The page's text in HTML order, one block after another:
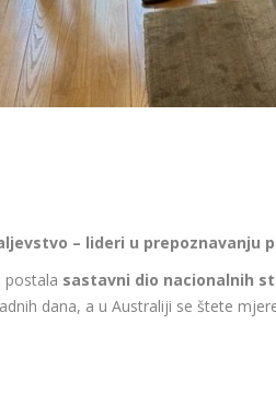
– lideri u prepoznavanju
postala sastavni dio nacionalnih
dana, a u Australiji se štete